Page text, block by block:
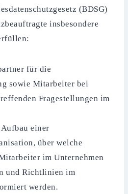
(BDSG)
insbesondere
für die
sowie Mitarbeiter bei
Fragestellungen im
einer
über welche
im Unternehmen
und Richtlinien im
werden.